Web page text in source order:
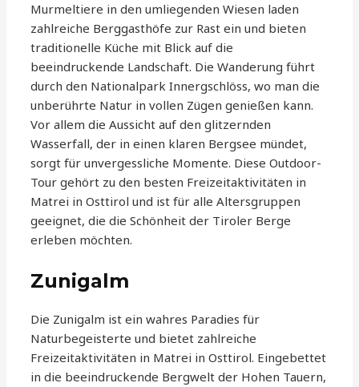
Murmeltiere in den umliegenden Wiesen laden
zahlreiche Berggasthöfe zur Rast ein und bieten
traditionelle Küche mit Blick auf die
beeindruckende Landschaft. Die Wanderung führt
durch den Nationalpark Innergschlöss, wo man die
unberührte Natur in vollen Zügen genießen kann.
Vor allem die Aussicht auf den glitzernden
Wasserfall, der in einen klaren Bergsee mündet,
sorgt für unvergessliche Momente. Diese Outdoor-
Tour gehört zu den besten Freizeitaktivitäten in
Matrei in Osttirol und ist für alle Altersgruppen
geeignet, die die Schönheit der Tiroler Berge
erleben möchten.
Zunigalm
Die Zunigalm ist ein wahres Paradies für
Naturbegeisterte und bietet zahlreiche
Freizeitaktivitäten in Matrei in Osttirol. Eingebettet
in die beeindruckende Bergwelt der Hohen Tauern,